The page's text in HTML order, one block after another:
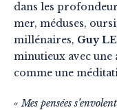
dans les
mer, méduses,
millénaires, Guy
minutieux avec une
comme une
« Mes pensées